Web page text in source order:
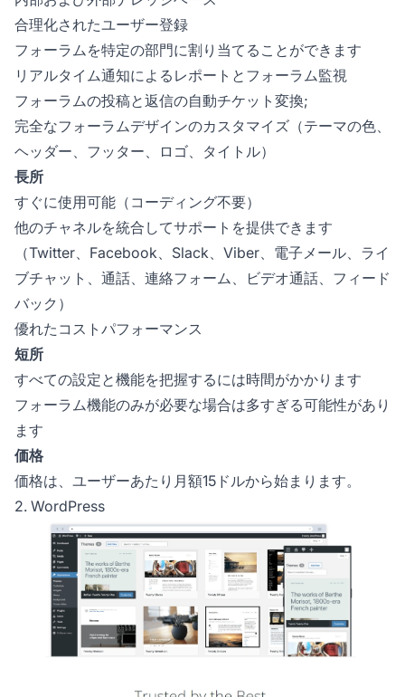
合理化されたユーザー登録
フォーラムを特定の部門に割り当てることができます
リアルタイム通知によるレポートとフォーラム監視
フォーラムの投稿と返信の自動チケット変換;
完全なフォーラムデザインのカスタマイズ（テーマの色、
ヘッダー、フッター、ロゴ、タイトル）
長所
すぐに使用可能（コーディング不要）
他のチャネルを統合してサポートを提供できます
（Twitter、Facebook、Slack、Viber、電子メール、ライ
ブチャット、通話、連絡フォーム、ビデオ通話、フィード
バック）
優れたコストパフォーマンス
短所
すべての設定と機能を把握するには時間がかかります
フォーラム機能のみが必要な場合は多すぎる可能性があり
ます
価格
価格は、ユーザーあたり月額15ドルから始まります。
2. WordPress